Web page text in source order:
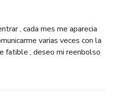
, cada mes me aparecia
varias veces con la
fatible , deseo mi reenbolso